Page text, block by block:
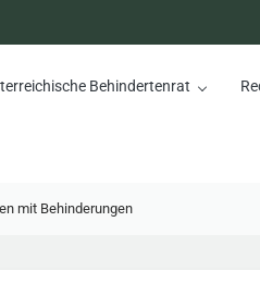
Behindertenrat
mit Behinderungen